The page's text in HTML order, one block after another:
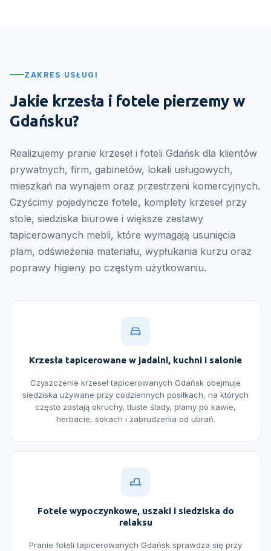
ZAKRES USŁUGI
Jakie krzesła i fotele pierzemy w
Gdańsku?
Realizujemy pranie krzeseł i foteli Gdańsk dla klientów
prywatnych, firm, gabinetów, lokali usługowych,
mieszkań na wynajem oraz przestrzeni komercyjnych.
Czyścimy pojedyncze fotele, komplety krzeseł przy
stole, siedziska biurowe i większe zestawy
tapicerowanych mebli, które wymagają usunięcia
plam, odświeżenia materiału, wypłukania kurzu oraz
poprawy higieny po częstym użytkowaniu.
Krzesła tapicerowane w jadalni, kuchni i salonie
Czyszczenie krzeseł tapicerowanych Gdańsk obejmuje
siedziska używane przy codziennych posiłkach, na których
często zostają okruchy, tłuste ślady, plamy po kawie,
herbacie, sokach i zabrudzenia od ubrań.
Fotele wypoczynkowe, uszaki i siedziska do
relaksu
Pranie foteli tapicerowanych Gdańsk sprawdza się przy